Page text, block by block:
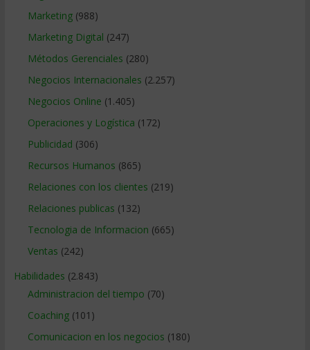
Marketing(988)
Marketing Digital (247)
Métodos Gerenciales (280)
Negocios Internacionales (2.257)
Negocios Online (1.405)
Operaciones y Logística (172)
Publicidad (306)
Recursos Humanos (865)
Relaciones con los clientes (219)
Relaciones publicas (132)
Tecnologia de Informacion (665)
Ventas (242)
Habilidades (2.843)
Administracion del tiempo (70)
Coaching(101)
Comunicacion en los negocios (180)